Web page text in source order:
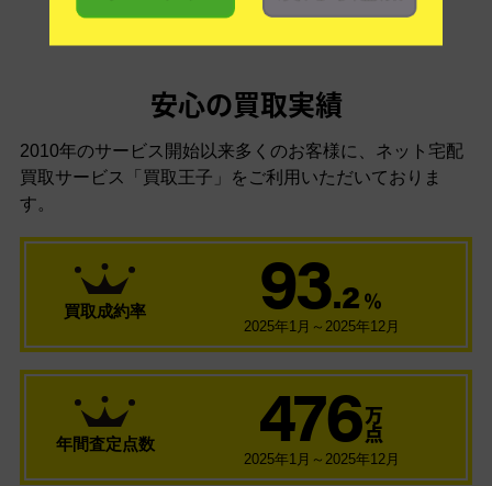
安心の買取実績
2010年のサービス開始以来多くのお客様に、 ネット宅配
買取サービス「買取王子」をご利用いただいておりま
す。
買取成約率 93.2 ％
2025年1月～2025年12月
年間査定点数 476 万
点
2025年1月～2025年12月